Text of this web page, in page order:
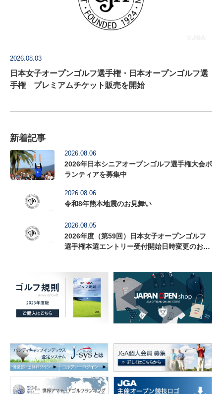
2026.08.03
日本女子オープンゴルフ選手権・日本オープンゴルフ選
手権 プレミアムチケット販売を開始
新着記事
2026.08.06
2026年日本シニアオープンゴルフ選手権大会ボ
ランティアを募集中
2026.08.06
令和8年熊本地震のお見舞い
2026.08.05
2026年度（第59回）日本女子オープンゴルフ
選手権本選エントリー受付開始日時変更のお知